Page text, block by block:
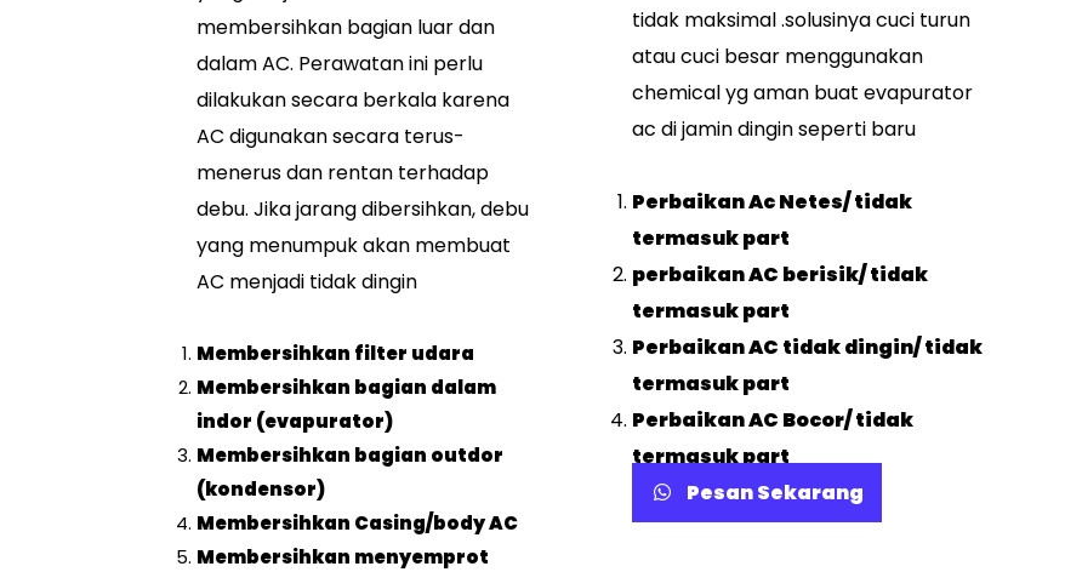
membersihkan bagian luar dan
dalam AC. Perawatan ini perlu
dilakukan secara berkala karena
AC digunakan secara terus-
menerus dan rentan terhadap
debu. Jika jarang dibersihkan, debu
yang menumpuk akan membuat
AC menjadi tidak dingin
Membersihkan filter udara
Membersihkan bagian dalam
indor (evapurator)
Membersihkan bagian outdor
(kondensor)
Membersihkan Casing/body AC
Membersihkan menyemprot
tidak maksimal .solusinya cuci turun
atau cuci besar menggunakan
chemical yg aman buat evapurator
ac di jamin dingin seperti baru
Perbaikan Ac Netes/ tidak
termasuk part
perbaikan AC berisik/ tidak
termasuk part
Perbaikan AC tidak dingin/ tidak
termasuk part
Perbaikan AC Bocor/ tidak
termasuk part
Pesan Sekarang